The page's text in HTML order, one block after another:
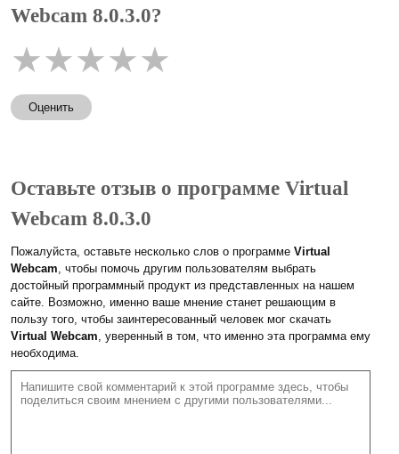
Webcam 8.0.3.0?
★★★★★
Оценить
Оставьте отзыв о программе Virtual
Webcam 8.0.3.0
Пожалуйста, оставьте несколько слов о программе Virtual
Webcam, чтобы помочь другим пользователям выбрать
достойный программный продукт из представленных на нашем
сайте. Возможно, именно ваше мнение станет решающим в
пользу того, чтобы заинтересованный человек мог скачать
Virtual Webcam, уверенный в том, что именно эта программа ему
необходима.